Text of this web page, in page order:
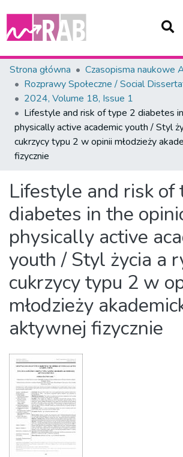
Zespoły i Kolekcje
Statystyka
Całe Repozytorium
Strona główna
Czasopisma naukowe
Rozprawy Społeczne / Social
2024, Volume 18, Issue 1
Lifestyle and risk of type 2 diabetes
physically active academic youth / Styl
cukrzycy typu 2 w opinii młodzieży
fizycznie
Lifestyle and risk of
diabetes in the
physically active
youth / Styl życia a
cukrzycy typu 2 w
młodzieży
aktywnej fizycznie